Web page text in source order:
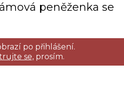
peněženka se
po přihlášení.
se, prosím.